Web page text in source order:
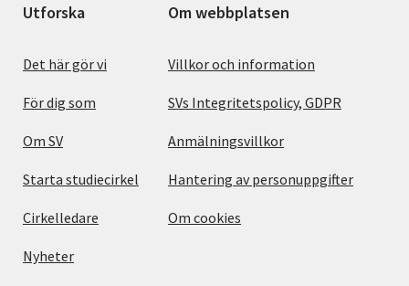
Utforska
Det här gör vi
För dig som
Om SV
Starta studiecirkel
Cirkelledare
Nyheter
Om webbplatsen
Villkor och information
SVs Integritetspolicy, GDPR
Anmälningsvillkor
Hantering av personuppgifter
Om cookies